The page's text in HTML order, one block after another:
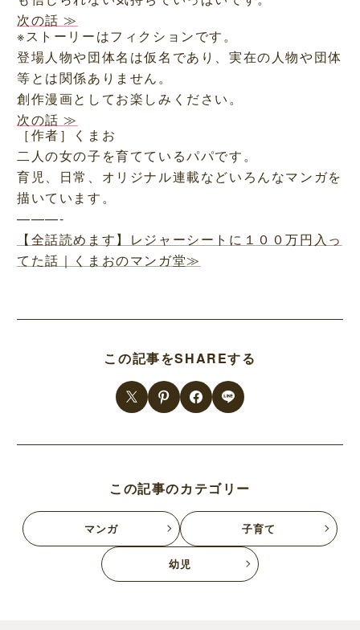
次の話 ≫
※ストーリーはフィクションです。
登場人物や団体名は仮名であり、実在の人物や団体
等とは関係ありません。
創作漫画としてお楽しみください。
次の話 ≫
［作者］くまお
二人の女の子を育てているパパです。
育児、日常、オリジナル連載などいろんなマンガを
描いています。
———-
【全話読めます】レジャーシートに１００万円入っ
てた話｜くまおのマンガ堂≫
この記事をSHAREする
この記事のカテゴリー
マンガ 子育て
幼児